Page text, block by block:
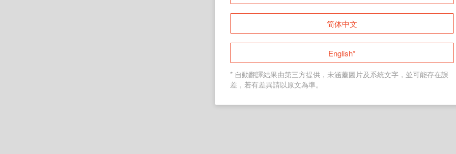
返回首頁
简体中文
English*
* 自動翻譯結果由第三方提供，未涵蓋圖片及系統文字，並可能存在誤
差，若有差異請以原文為準。